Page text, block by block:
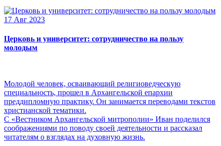
17 Авг 2023
Церковь и университет: сотрудничество на пользу
молодым
Молодой человек, осваивающий религиоведческую
специальность, прошел в Архангельской епархии
преддипломную практику. Он занимается переводами текстов
христианской тематики.
С «Вестником Архангельской митрополии» Иван поделился
соображениями по поводу своей деятельности и рассказал
читателям о взглядах на духовную жизнь.